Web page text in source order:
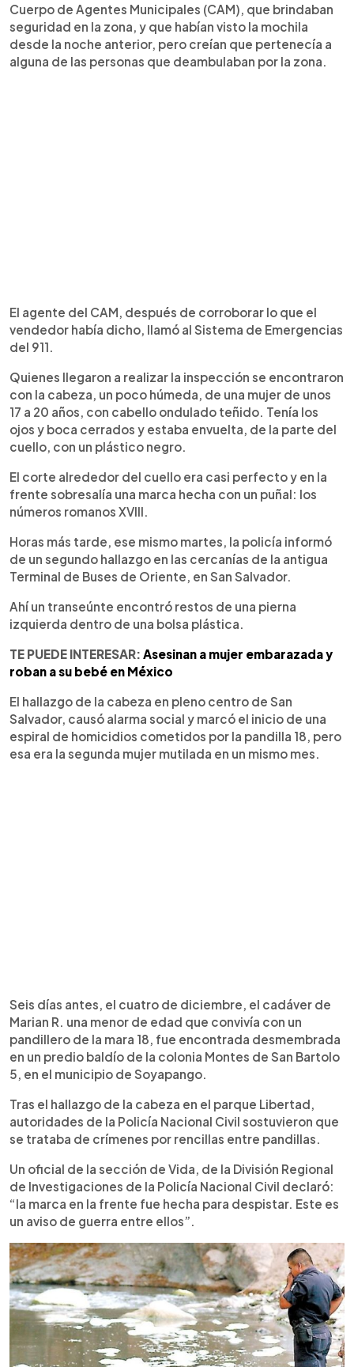
Cuerpo de Agentes Municipales (CAM), que brindaban
seguridad en la zona, y que habían visto la mochila
desde la noche anterior, pero creían que pertenecía a
alguna de las personas que deambulaban por la zona.
El agente del CAM, después de corroborar lo que el
vendedor había dicho, llamó al Sistema de Emergencias
del 911.
Quienes llegaron a realizar la inspección se encontraron
con la cabeza, un poco húmeda, de una mujer de unos
17 a 20 años, con cabello ondulado teñido. Tenía los
ojos y boca cerrados y estaba envuelta, de la parte del
cuello, con un plástico negro.
El corte alrededor del cuello era casi perfecto y en la
frente sobresalía una marca hecha con un puñal: los
números romanos XVIII.
Horas más tarde, ese mismo martes, la policía informó
de un segundo hallazgo en las cercanías de la antigua
Terminal de Buses de Oriente, en San Salvador.
Ahí un transeúnte encontró restos de una pierna
izquierda dentro de una bolsa plástica.
TE PUEDE INTERESAR: Asesinan a mujer embarazada y
roban a su bebé en México
El hallazgo de la cabeza en pleno centro de San
Salvador, causó alarma social y marcó el inicio de una
espiral de homicidios cometidos por la pandilla 18, pero
esa era la segunda mujer mutilada en un mismo mes.
Seis días antes, el cuatro de diciembre, el cadáver de
Marian R. una menor de edad que convivía con un
pandillero de la mara 18, fue encontrada desmembrada
en un predio baldío de la colonia Montes de San Bartolo
5, en el municipio de Soyapango.
Tras el hallazgo de la cabeza en el parque Libertad,
autoridades de la Policía Nacional Civil sostuvieron que
se trataba de crímenes por rencillas entre pandillas.
Un oficial de la sección de Vida, de la División Regional
de Investigaciones de la Policía Nacional Civil declaró:
“la marca en la frente fue hecha para despistar. Este es
un aviso de guerra entre ellos”.